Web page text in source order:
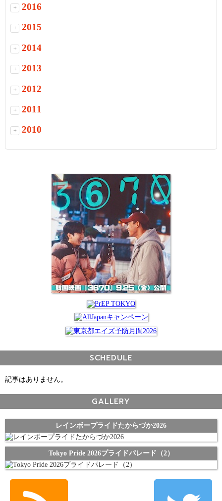
+ 2016
+ 2015
+ 2014
+ 2013
+ 2012
+ 2011
+ 2010
SCHEDULE
記事はありません。
GALLERY
レインボープライドたからづか2026
Tokyo Pride 2026プライドパレード（2）